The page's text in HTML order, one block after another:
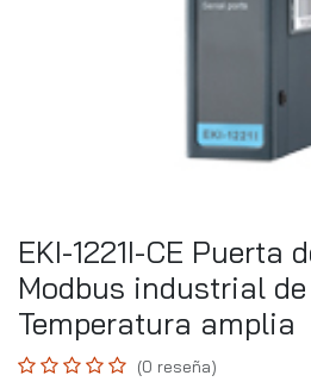
EKI-1221I-CE Puerta
Modbus industrial de
Temperatura amplia
(0 reseña)